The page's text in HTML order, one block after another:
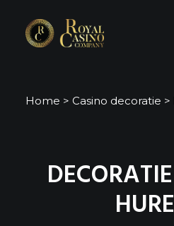
HOME
CASINO VERHUUR INFORMATIE
Home > Casino decoratie >